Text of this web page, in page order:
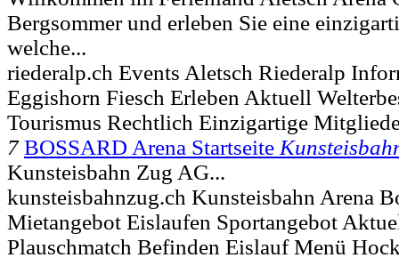
Bergsommer und erleben Sie eine
welche...
riederalp.ch Events Aletsch Riederalp
Eggishorn Fiesch Erleben Aktuell
Tourismus Rechtlich Einzigartige
7 BOSSARD Arena Startseite
Kunsteisbahn Zug AG...
kunsteisbahnzug.ch Kunsteisbahn Arena
Mietangebot Eislaufen Sportangebot
Plauschmatch Befinden Eislauf Menü